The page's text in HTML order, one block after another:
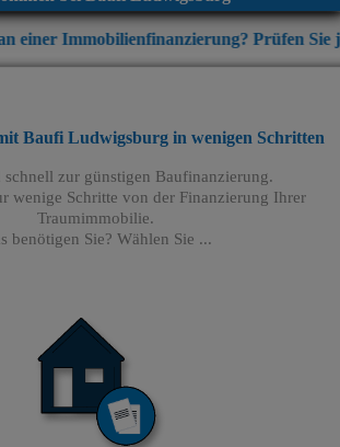
Prüfen Sie jetzt die
Baufi Ludwigsburg in wenigen Schritten
schnell zur günstigen Baufinanzierung.
wenige Schritte von der Finanzierung Ihrer
Traumimmobilie.
benötigen Sie? Wählen Sie ...